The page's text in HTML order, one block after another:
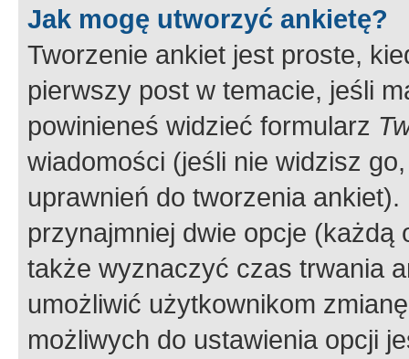
Jak mogę utworzyć ankietę?
Tworzenie ankiet jest proste,
pierwszy post w temacie, jeśli
powinieneś widzieć formularz
wiadomości (jeśli nie widzisz
uprawnień do tworzenia
przynajmniej dwie opcje
także wyznaczyć czas trwania
umożliwić użytkownikom
możliwych do ustawienia opcji